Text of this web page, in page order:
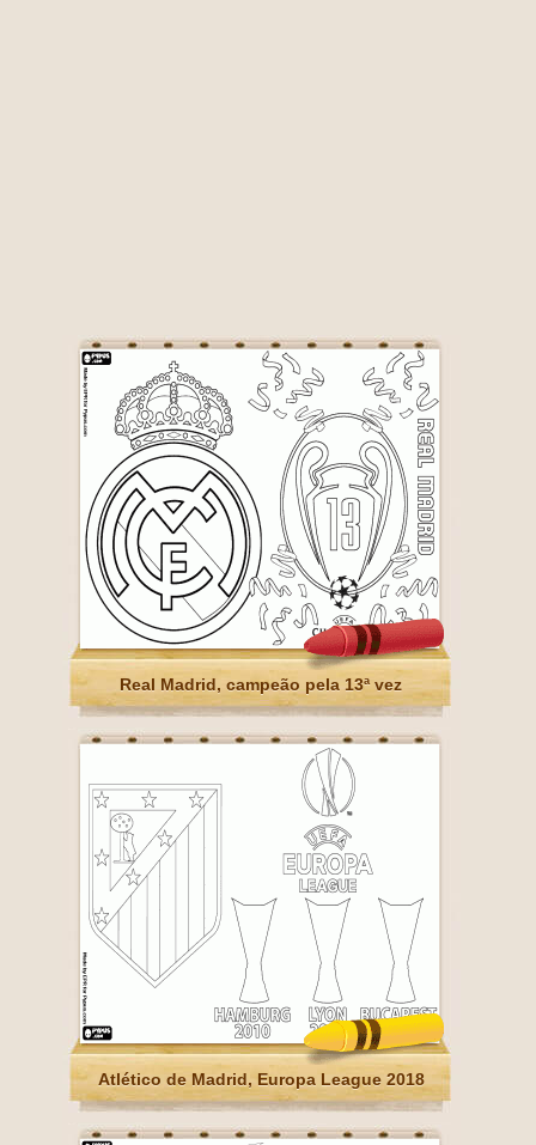
Real Madrid, campeão pela 13ª vez
Atlético de Madrid, Europa League 2018